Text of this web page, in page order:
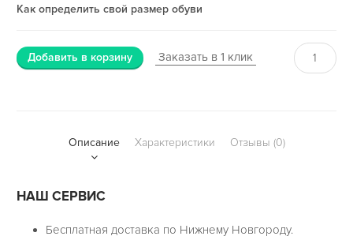
Как определить свой размер обуви
Добавить в корзину Заказать в 1 клик
Описание Характеристики Отзывы (0)
НАШ СЕРВИС
Бесплатная доставка по Нижнему Новгороду.